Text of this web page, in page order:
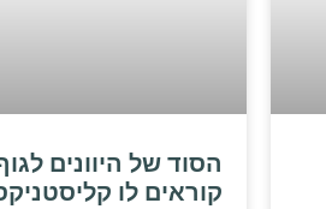
הסוד של היוונים
קוראים לו